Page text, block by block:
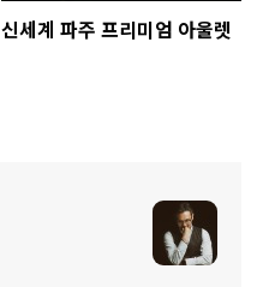
신세계 파주 프리미엄 아울렛